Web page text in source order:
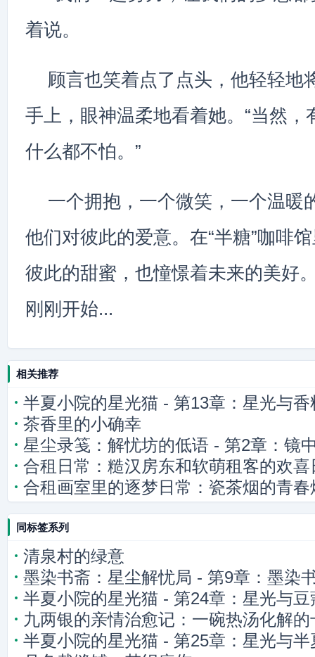
着说。
顾言也笑着点了点头，他轻轻地
手上，眼神温柔地看着她。“当然，
什么都不怕。”
一个拥抱，一个微笑，一个温暖
他们对彼此的爱意。在“半糖”咖啡
彼此的甜蜜，也憧憬着未来的美好
刚刚开始...
相关推荐
半夏小院的星光猫 - 第13章：星光与香
茶香里的小确幸
星尘录笺：解忧坊的低语 - 第2章：镜
合租日常：糙汉房东和软萌租客的欢喜
合租画室里的逐梦日常：瓷茶烟的青春
同标签系列
清泉村的绿意
墨染书斋：星尘解忧局 - 第9章：墨染
半夏小院的星光猫 - 第24章：星光与豆
九两银的亲情治愈记：一碗热汤化解
半夏小院的星光猫 - 第25章：星光与半